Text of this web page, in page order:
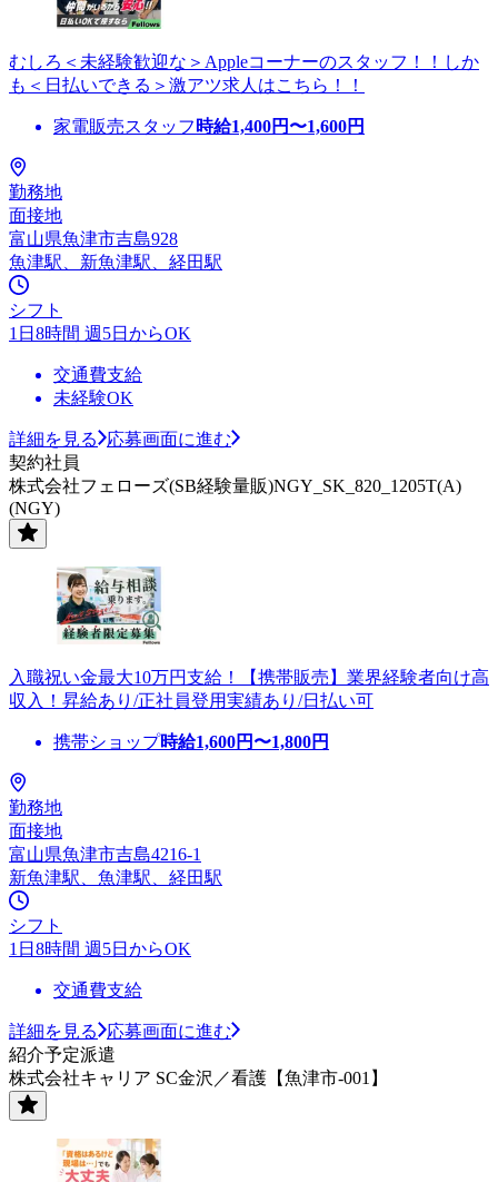
むしろ＜未経験歓迎な＞Appleコーナーのスタッフ！！しか
も＜日払いできる＞激アツ求人はこちら！！
家電販売スタッフ 時給1,400円〜1,600円
勤務地
面接地
富山県魚津市吉島928
魚津駅、新魚津駅、経田駅
シフト
1日8時間 週5日からOK
交通費支給
未経験OK
詳細を見る
応募画面に進む
契約社員
株式会社フェローズ(SB経験量販)NGY_SK_820_1205T(A)
(NGY)
入職祝い金最大10万円支給！【携帯販売】業界経験者向け高
収入！昇給あり/正社員登用実績あり/日払い可
携帯ショップ時給1,600円〜1,800円
勤務地
面接地
富山県魚津市吉島4216-1
新魚津駅、魚津駅、経田駅
シフト
1日8時間 週5日からOK
交通費支給
詳細を見る
応募画面に進む
紹介予定派遣
株式会社キャリア SC金沢／看護【魚津市-001】